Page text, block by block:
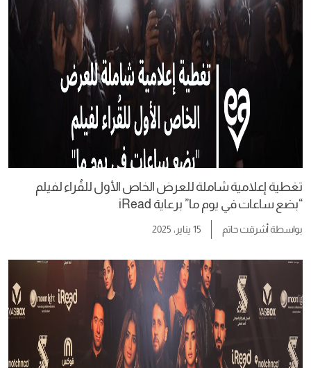
تغطية إعلامية شاملة للعرض الخاص الأول للقُراء لفيلم
“بضع ساعات في يوم ما” برعاية iRead
بواسطةأشرقت حاتم 15 يناير، 2025